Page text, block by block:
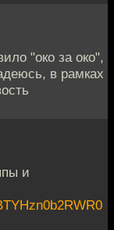
"око за око",
в рамках
и